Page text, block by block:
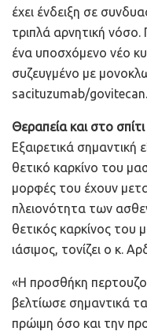
έχει ένδειξη σε
τριπλά αρνητική νόσο.
ένα υποσχόμενο νέο
συζευγμένο με
sacituzumab/govitecan.
Θεραπεία και στο σπίτι
Εξαιρετικά σημαντική
θετικό καρκίνο του
μορφές του έχουν
πλειονότητα των
θετικός καρκίνος του
ιάσιμος, τονίζει ο κ.
«Η προσθήκη
βελτίωσε σημαντικά
πρώιμη όσο και την